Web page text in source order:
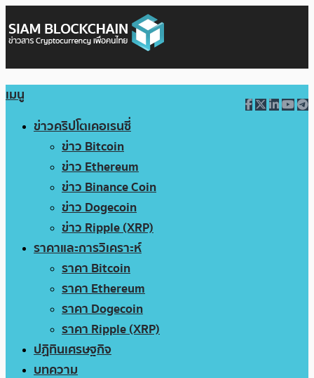
เมนู
ข่าวคริปโตเคอเรนซี่
ข่าว Bitcoin
ข่าว Ethereum
ข่าว Binance Coin
ข่าว Dogecoin
ข่าว Ripple (XRP)
ราคาและการวิเคราะห์
ราคา Bitcoin
ราคา Ethereum
ราคา Dogecoin
ราคา Ripple (XRP)
ปฏิทินเศรษฐกิจ
บทความ